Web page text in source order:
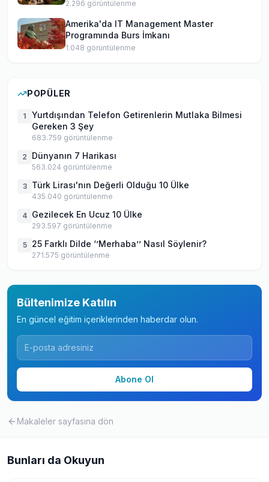
2.296 görüntülenme
Amerika'da IT Management Master
Programında Burs İmkanı
1.048 görüntülenme
POPÜLER
1
Yurtdışından Telefon Getirenlerin Mutlaka Bilmesi
Gereken 3 Şey
683.759 görüntülenme
2 Dünyanın 7 Harikası
563.024 görüntülenme
3 Türk Lirası'nın Değerli Olduğu 10 Ülke
435.040 görüntülenme
4 Gezilecek En Ucuz 10 Ülke
293.597 görüntülenme
5 25 Farklı Dilde ‘’Merhaba’’ Nasıl Söylenir?
271.575 görüntülenme
Bültenimize Katılın
En güncel eğitim içeriklerinden haberdar olun.
Abone Ol
Makaleler sayfasına dön
Bunları da Okuyun